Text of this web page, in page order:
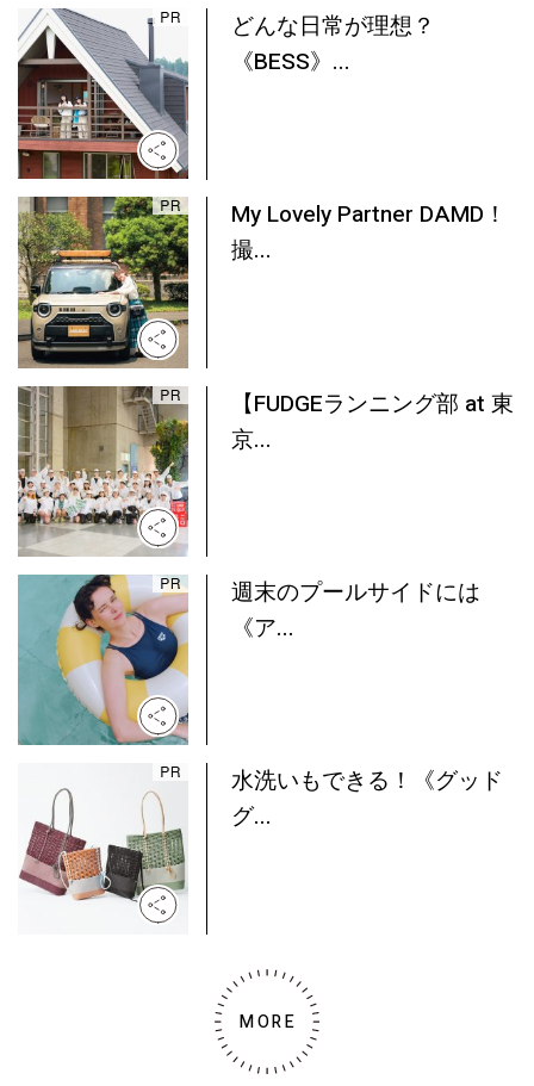
どんな日常が理想？
《BESS》...
My Lovely Partner DAMD！
撮...
【FUDGEランニング部 at 東
京...
週末のプールサイドには
《ア...
水洗いもできる！《グッド
グ...
MORE